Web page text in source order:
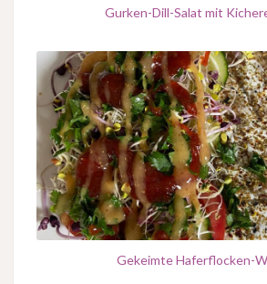
Gurken-Dill-Salat mit
Gekeimte Haferflocken-